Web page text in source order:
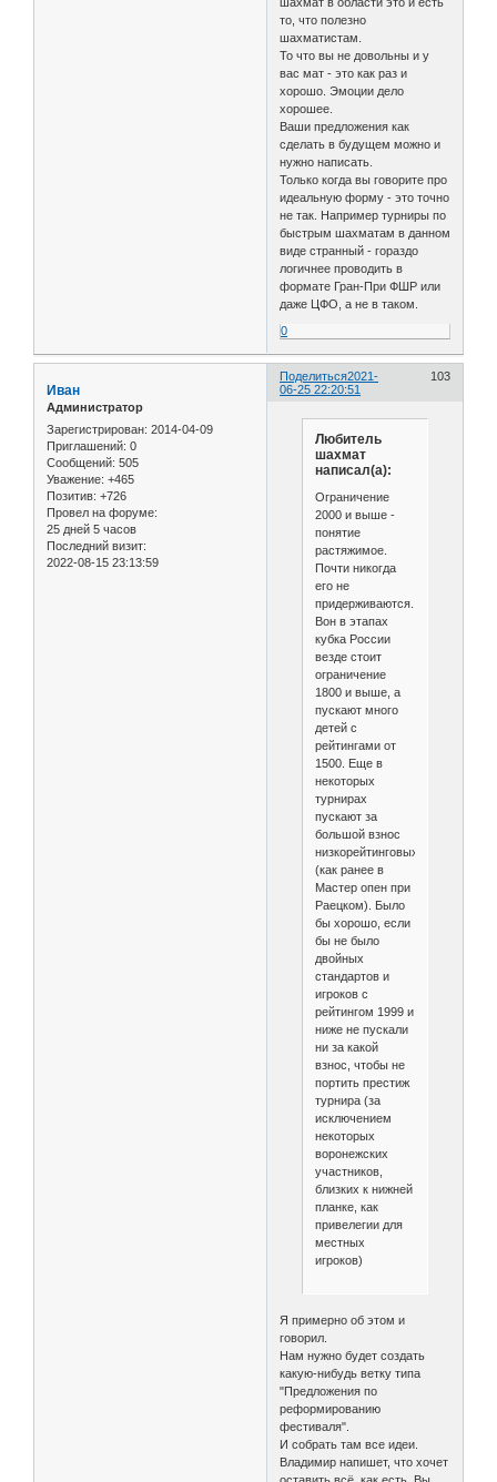
то, что полезно
шахматистам.
То что вы не довольны и у
вас мат - это как раз и
хорошо. Эмоции дело
хорошее.
Ваши предложения как
сделать в будущем можно и
нужно написать.
Только когда вы говорите про
идеальную форму - это точно
не так. Например турниры по
быстрым шахматам в данном
виде странный - гораздо
логичнее проводить в
формате Гран-При ФШР или
даже ЦФО, а не в таком.
0
Поделиться 103
2021-
06-25 22:20:51
Иван
Администратор
Зарегистрирован: 2014-04-09
Приглашений: 0
Сообщений: 505
Уважение: +465
Позитив: +726
Провел на форуме:
25 дней 5 часов
Последний визит:
2022-08-15 23:13:59
Любитeль
шахмат
написал(а):
Ограничение
2000 и выше -
понятие
растяжимое.
Почти никогда
его не
придерживаются.
Вон в этапах
кубка России
везде стоит
ограничение
1800 и выше, а
пускают много
детей с
рейтингами от
1500. Еще в
некоторых
турнирах
пускают за
большой взнос
низкорейтинговых
(как ранее в
Мастер опен при
Раецком). Было
бы хорошо, если
бы не было
двойных
стандартов и
игроков с
рейтингом 1999 и
ниже не пускали
ни за какой
взнос, чтобы не
портить престиж
турнира (за
исключением
некоторых
воронежских
участников,
близких к нижней
планке, как
привелегии для
местных
игроков)
Я примерно об этом и
говорил.
Нам нужно будет создать
какую-нибудь ветку типа
"Предложения по
реформированию
фестиваля".
И собрать там все идеи.
Владимир напишет, что хочет